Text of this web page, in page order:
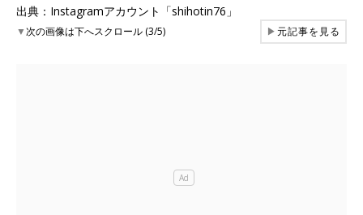
出典：Instagramアカウント「shihotin76」
▼次の画像は下へスクロール (3/5) ▶元記事を見る